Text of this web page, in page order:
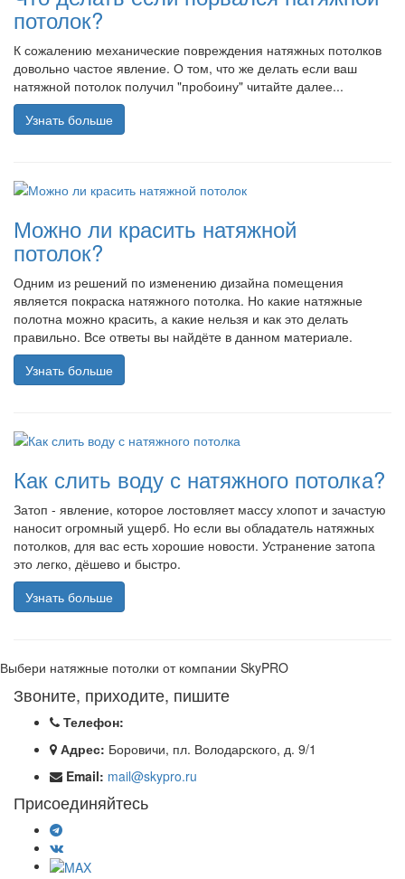
потолок?
К сожалению механические повреждения натяжных потолков
довольно частое явление. О том, что же делать если ваш
натяжной потолок получил "пробоину" читайте далее...
Узнать больше
Можно ли красить натяжной
потолок?
Одним из решений по изменению дизайна помещения
является покраска натяжного потолка. Но какие натяжные
полотна можно красить, а какие нельзя и как это делать
правильно. Все ответы вы найдёте в данном материале.
Узнать больше
Как слить воду с натяжного потолка?
Затоп - явление, которое лостовляет массу хлопот и зачастую
наносит огромный ущерб. Но если вы обладатель натяжных
потолков, для вас есть хорошие новости. Устранение затопа
это легко, дёшево и быстро.
Узнать больше
Выбери натяжные потолки от компании SkyPRO
Звоните, приходите, пишите
Телефон:
Адрес: Боровичи, пл. Володарского, д. 9/1
Email: mail@skypro.ru
Присоединяйтесь